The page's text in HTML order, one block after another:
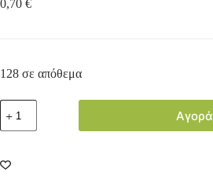
0,70 €
128 σε απόθεμα
Αγορά